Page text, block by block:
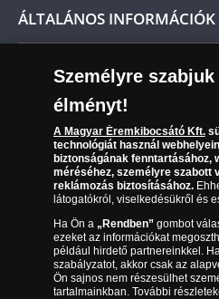
Kézbesítés
Reklamáció
Visszaküldés
Elállási űrlap
Ügyfélszolgálat
Leiratkozás a hírlevélről
Karrier
ÁLTALÁNOS INFORMÁCIÓK
Sütik (cookies) használata
Süti (cookies)Beállítások
Társaságunkról
Az érmék és érmek ára és
Gyakran ismételt kérdések
Adatkezelés
06 80 888 889
(díjmentesen hívható hétfőtől
óra között, péntekenként 9.00
Személyre
élményt!
A Magyar Éremkibocsátó Kft.
technológiát használ
biztonságának fenntartásához,
méréséhez, személyre szabott
reklámozás biztosításához.
látogatókról, viselkedésükről és
Ha Ön a „Rendben”gombot
ezeket az információkat
például hirdető partnereinkkel.
szabályzatot, akkor csak az
Ön sajnos nem részesülhet
tartalmainkban. További